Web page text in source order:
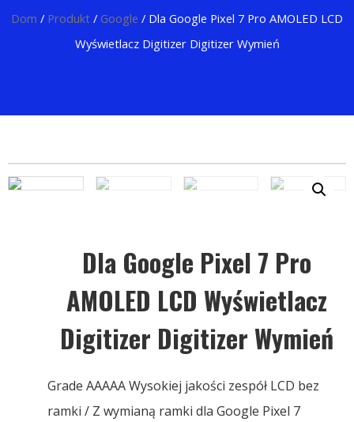
Dom / Produkt / Google / Dla Google Pixel 7 Pro AMOLED LCD
Wyświetlacz Digitizer Digitizer Wymień
Dla Google Pixel 7 Pro
AMOLED LCD Wyświetlacz
Digitizer Digitizer Wymień
Grade AAAAA Wysokiej jakości zespół LCD bez
ramki / Z wymianą ramki dla Google Pixel 7